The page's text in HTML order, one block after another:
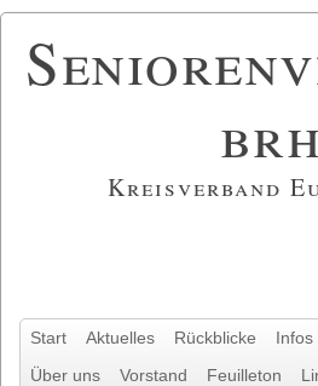
brh
Kreisverband
Navigation
überspringen
Start Aktuelles Rückblicke Infos
Über uns
Vorstand Feuilleton